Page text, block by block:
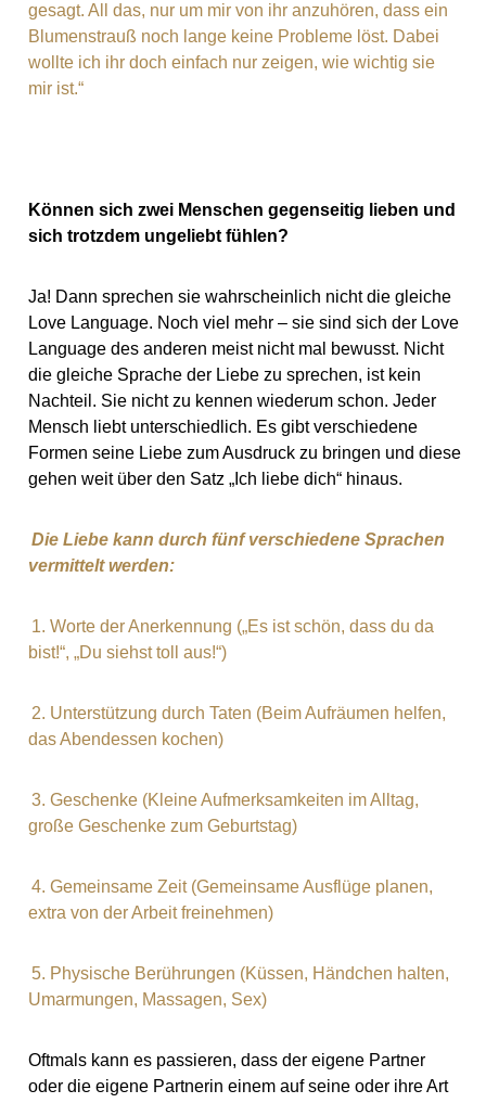
gesagt. All das, nur um mir von ihr anzuhören, dass ein
Blumenstrauß noch lange keine Probleme löst. Dabei
wollte ich ihr doch einfach nur zeigen, wie wichtig sie
mir ist.“
Können sich zwei Menschen gegenseitig lieben und
sich trotzdem ungeliebt fühlen?
Ja! Dann sprechen sie wahrscheinlich nicht die gleiche
Love Language. Noch viel mehr – sie sind sich der Love
Language des anderen meist nicht mal bewusst. Nicht
die gleiche Sprache der Liebe zu sprechen, ist kein
Nachteil. Sie nicht zu kennen wiederum schon. Jeder
Mensch liebt unterschiedlich. Es gibt verschiedene
Formen seine Liebe zum Ausdruck zu bringen und diese
gehen weit über den Satz „Ich liebe dich“ hinaus.
Die Liebe kann durch fünf verschiedene Sprachen
vermittelt werden:
1. Worte der Anerkennung („Es ist schön, dass du da
bist!“, „Du siehst toll aus!“)
2. Unterstützung durch Taten (Beim Aufräumen helfen,
das Abendessen kochen)
3. Geschenke (Kleine Aufmerksamkeiten im Alltag,
große Geschenke zum Geburtstag)
4. Gemeinsame Zeit (Gemeinsame Ausflüge planen,
extra von der Arbeit freinehmen)
5. Physische Berührungen (Küssen, Händchen halten,
Umarmungen, Massagen, Sex)
Oftmals kann es passieren, dass der eigene Partner
oder die eigene Partnerin einem auf seine oder ihre Art